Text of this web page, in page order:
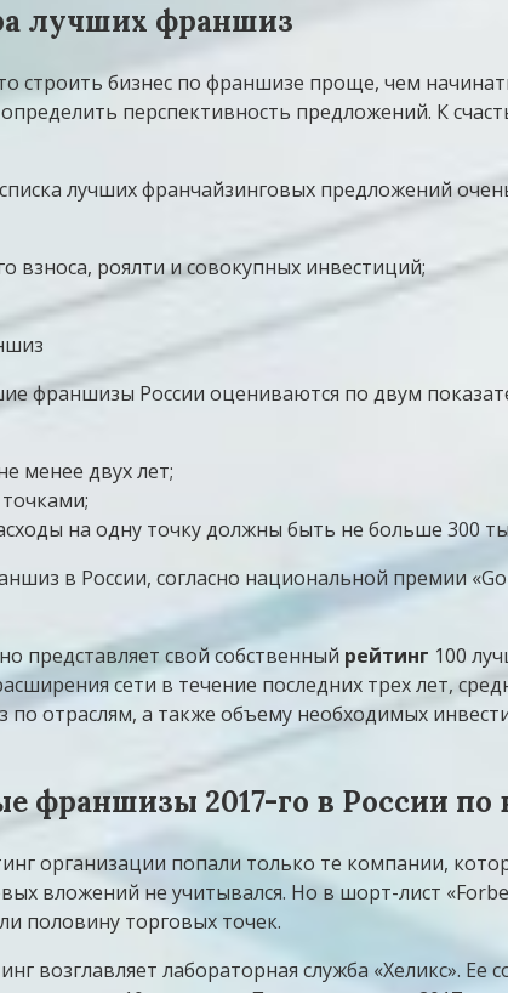
лучших франшиз
строить бизнес по франшизе проще, чем
перспективность предложений. К
лучших франчайзинговых предложений
взноса, роялти и совокупных инвестиций;
франшизы России оцениваются по двум
менее двух лет;
на одну точку должны быть не больше 300
в России, согласно национальной премии
представляет свой собственный рейтинг 100
сети в течение последних трех лет,
отраслям, а также объему необходимых
франшизы 2017-го в России по
организации попали только те компании,
вложений не учитывался. Но в шорт-лист
половину торговых точек.
возглавляет лабораторная служба «Хеликс».